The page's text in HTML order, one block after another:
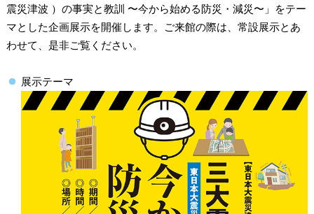
震災津波 ）の事実と教訓 〜今から始める防災・減災〜」をテー
マとした企画展示を開催します。ご来館の際は、常設展示とあ
わせて、是非ご覧ください。
展示テーマ